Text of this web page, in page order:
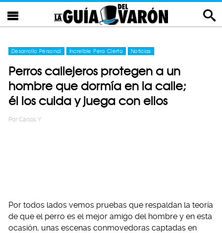
Desarrollo Personal Increíble Pero Cierto Noticias
Perros callejeros protegen a un
hombre que dormía en la calle;
él los cuida y juega con ellos
Por Carlos Y
Por todos lados vemos pruebas que respaldan la teoría
de que el perro es el mejor amigo del hombre y en esta
ocasión, unas escenas conmovedoras captadas en